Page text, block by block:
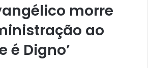
morre
ao
é Digno’